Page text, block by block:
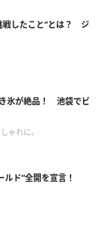
戦したこと”とは？ ジ
氷が絶品！ 池袋でビ
ゃれに。
ルド”全開を宣言！